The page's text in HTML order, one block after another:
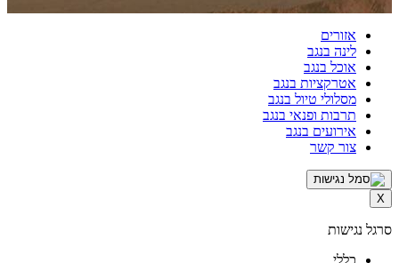
אזורים
לינה בנגב
אוכל בנגב
אטרקציות בנגב
מסלולי טיול בנגב
תרבות ופנאי בנגב
אירועים בנגב
צור קשר
סגירת
סרגל
הנגישות
X
סרגל נגישות